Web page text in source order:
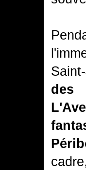
des